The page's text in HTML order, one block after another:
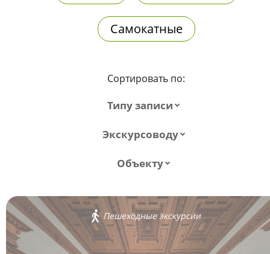
Самокатные
Сортировать по:
Типу записи
Экскурсоводу
Объекту
Пешеходные экскурсии